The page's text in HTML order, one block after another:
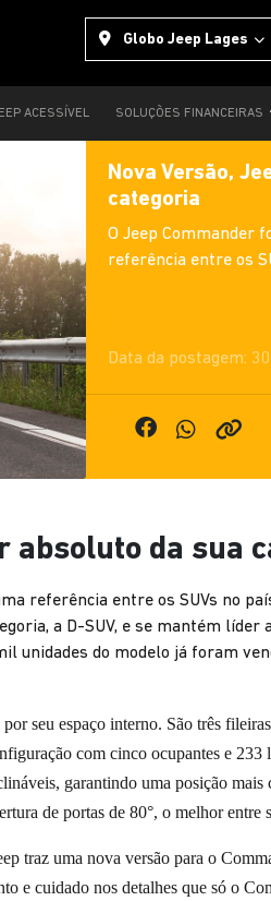
Globo Jeep Lages
ACESSÍVEL SOLUÇÕES FINANCEIRAS
Nova Versão,
categoria
O Jeep Commander
referência entre os
Data da postagem:
absoluto da sua
referência entre os SUVs no
a D-SUV, e se mantém líder
unidades do modelo já foram
seu espaço interno. São três
com cinco ocupantes e
garantindo uma posição
de portas de 80°, o melhor entre
traz uma nova versão para o
cuidado nos detalhes que só o